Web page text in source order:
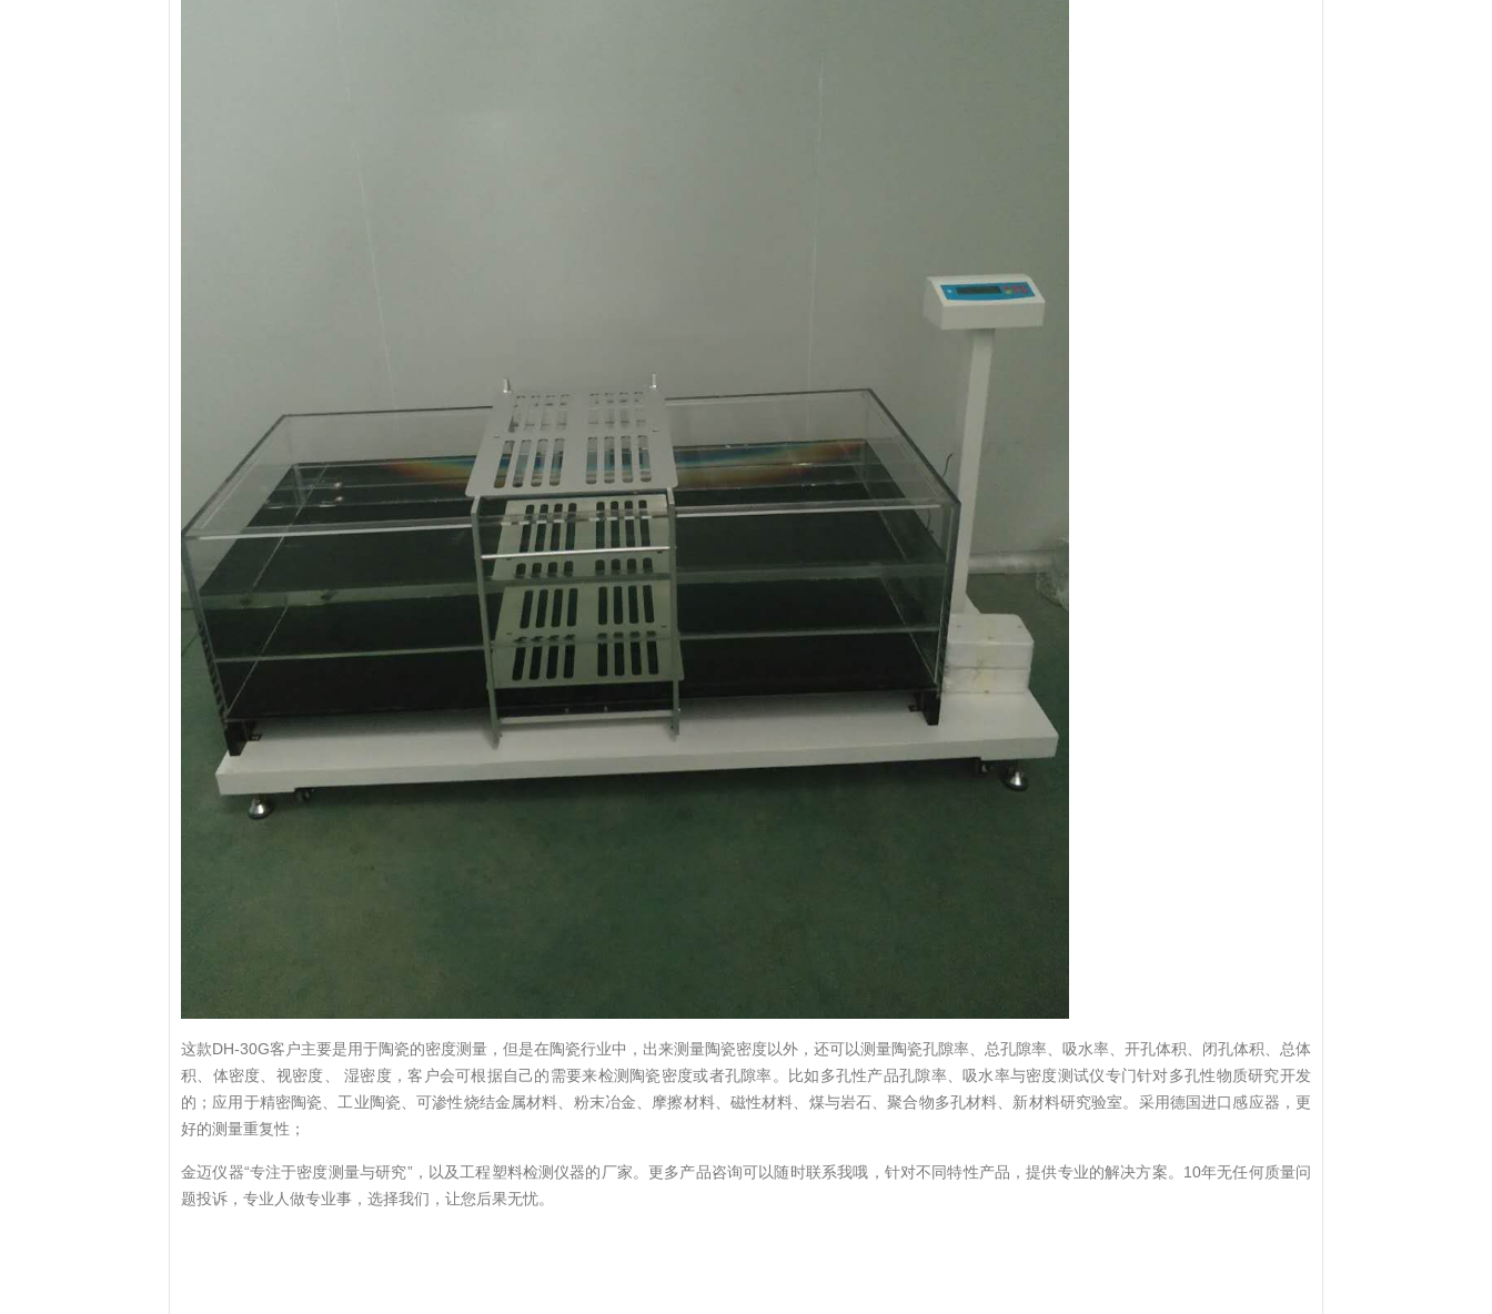
这款DH-30G客户主要是用于陶瓷的密度测量，但是在陶瓷行业中，出来测量陶瓷密度以外，还可以测量陶瓷孔隙率、总孔隙率、吸水率、开孔体积、闭孔体积、总体
积、体密度、视密度、 湿密度，客户会可根据自己的需要来检测陶瓷密度或者孔隙率。比如多孔性产品孔隙率、吸水率与密度测试仪专门针对多孔性物质研究开发
的；应用于精密陶瓷、工业陶瓷、可渗性烧结金属材料、粉末冶金、摩擦材料、磁性材料、煤与岩石、聚合物多孔材料、新材料研究验室。采用德国进口感应器，更
好的测量重复性；
金迈仪器“专注于密度测量与研究”，以及工程塑料检测仪器的厂家。更多产品咨询可以随时联系我哦，针对不同特性产品，提供专业的解决方案。10年无任何质量问
题投诉，专业人做专业事，选择我们，让您后果无忧。